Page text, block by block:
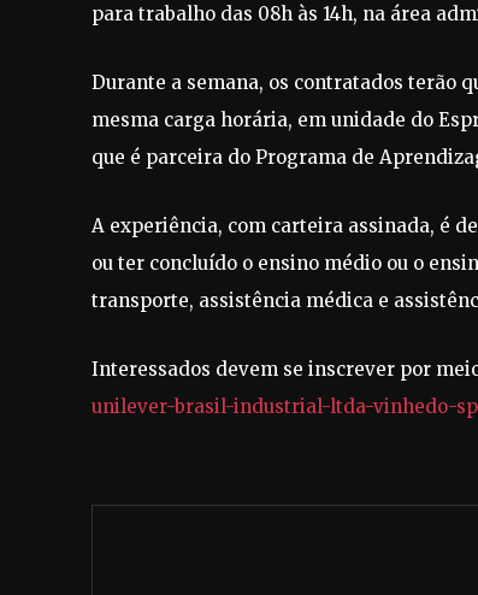
para trabalho das 08h às 14h, na área
Durante a semana, os contratados terão
mesma carga horária, em unidade do
que é parceira do Programa de
A experiência, com carteira assinada, é
ou ter concluído o ensino médio ou o
transporte, assistência médica e
Interessados devem se inscrever por
unilever-brasil-industrial-ltda-vinhedo-